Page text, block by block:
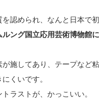
認められ、なんと日本で
ング国立応用芸術博物館
施してあり、テープなど
くいです。
ラストが、かっこいい。